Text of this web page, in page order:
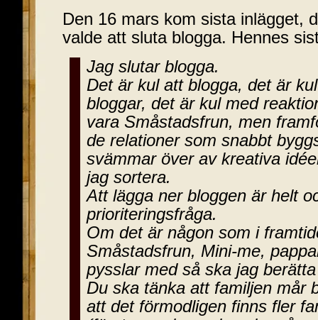
Den 16 mars kom sista inlägget,
valde att sluta blogga. Hennes
Jag slutar blogga.
Det är kul att blogga, det är
bloggar, det är kul med
vara Småstadsfrun, men
de relationer som snabbt
svämmar över av kreativa
jag sortera.
Att lägga ner bloggen är helt
prioriteringsfråga.
Om det är någon som i
Småstadsfrun, Mini-me,
pysslar med så ska jag
Du ska tänka att familjen mår
att det förmodligen finns fler